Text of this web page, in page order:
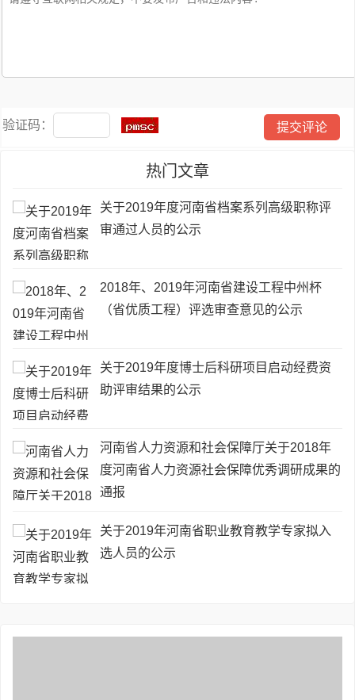
验证码：
热门文章
关于2019年度河南省档案系列高级职称评
审通过人员的公示
2018年、2019年河南省建设工程中州杯
（省优质工程）评选审查意见的公示
关于2019年度博士后科研项目启动经费资
助评审结果的公示
河南省人力资源和社会保障厅关于2018年
度河南省人力资源社会保障优秀调研成果的
通报
关于2019年河南省职业教育教学专家拟入
选人员的公示